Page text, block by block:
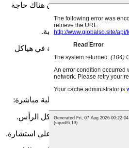
السيارات حيث تكون هناك حاجة
في الأجهزة الإلكترونية.
المعدنية أو البلاستيكية في هياكل
التثبيت
ذاتية التثبيت عملية مباشرة: